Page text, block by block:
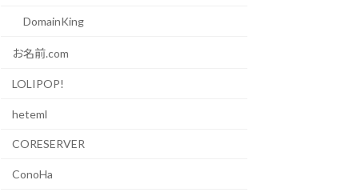
DomainKing
お名前.com
LOLIPOP!
heteml
CORESERVER
ConoHa